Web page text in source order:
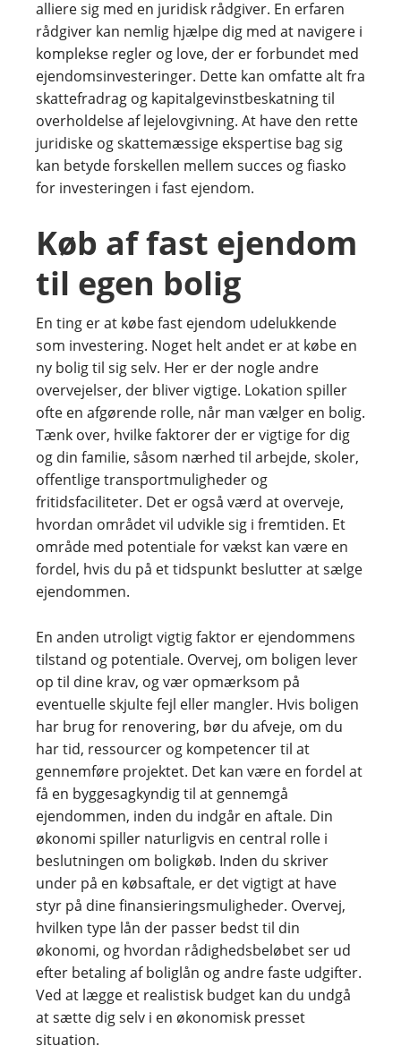
alliere sig med en juridisk rådgiver. En erfaren
rådgiver kan nemlig hjælpe dig med at navigere i
komplekse regler og love, der er forbundet med
ejendomsinvesteringer. Dette kan omfatte alt fra
skattefradrag og kapitalgevinstbeskatning til
overholdelse af lejelovgivning. At have den rette
juridiske og skattemæssige ekspertise bag sig
kan betyde forskellen mellem succes og fiasko
for investeringen i fast ejendom.
Køb af fast ejendom
til egen bolig
En ting er at købe fast ejendom udelukkende
som investering. Noget helt andet er at købe en
ny bolig til sig selv. Her er der nogle andre
overvejelser, der bliver vigtige. Lokation spiller
ofte en afgørende rolle, når man vælger en bolig.
Tænk over, hvilke faktorer der er vigtige for dig
og din familie, såsom nærhed til arbejde, skoler,
offentlige transportmuligheder og
fritidsfaciliteter. Det er også værd at overveje,
hvordan området vil udvikle sig i fremtiden. Et
område med potentiale for vækst kan være en
fordel, hvis du på et tidspunkt beslutter at sælge
ejendommen.
En anden utroligt vigtig faktor er ejendommens
tilstand og potentiale. Overvej, om boligen lever
op til dine krav, og vær opmærksom på
eventuelle skjulte fejl eller mangler. Hvis boligen
har brug for renovering, bør du afveje, om du
har tid, ressourcer og kompetencer til at
gennemføre projektet. Det kan være en fordel at
få en byggesagkyndig til at gennemgå
ejendommen, inden du indgår en aftale. Din
økonomi spiller naturligvis en central rolle i
beslutningen om boligkøb. Inden du skriver
under på en købsaftale, er det vigtigt at have
styr på dine finansieringsmuligheder. Overvej,
hvilken type lån der passer bedst til din
økonomi, og hvordan rådighedsbeløbet ser ud
efter betaling af boliglån og andre faste udgifter.
Ved at lægge et realistisk budget kan du undgå
at sætte dig selv i en økonomisk presset
situation.